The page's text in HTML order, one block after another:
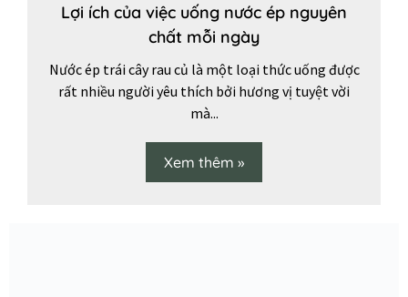
Lợi ích của việc uống nước ép nguyên
chất mỗi ngày
Nước ép trái cây rau củ là một loại thức uống được
rất nhiều người yêu thích bởi hương vị tuyệt vời
mà...
Xem thêm »